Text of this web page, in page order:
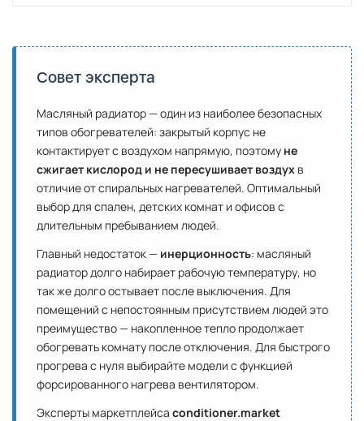
Совет эксперта
Масляный радиатор — один из наиболее безопасных
типов обогревателей: закрытый корпус не
контактирует с воздухом напрямую, поэтому не
сжигает кислород и не пересушивает воздух в
отличие от спиральных нагревателей. Оптимальный
выбор для спален, детских комнат и офисов с
длительным пребыванием людей.
Главный недостаток — инерционность: масляный
радиатор долго набирает рабочую температуру, но
так же долго остывает после выключения. Для
помещений с непостоянным присутствием людей это
преимущество — накопленное тепло продолжает
обогревать комнату после отключения. Для быстрого
прогрева с нуля выбирайте модели с функцией
форсированного нагрева вентилятором.
Эксперты маркетплейса conditioner.market